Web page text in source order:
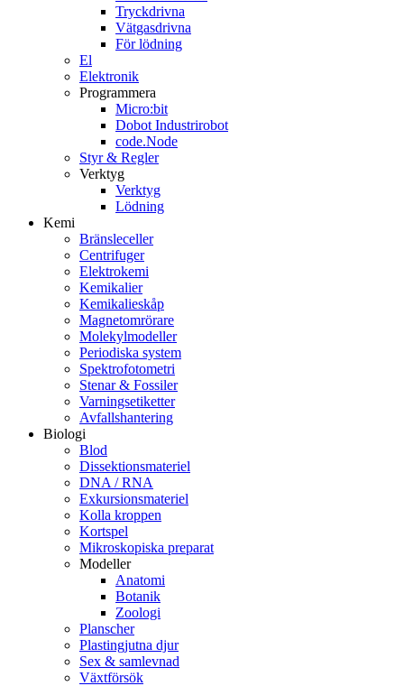
Tryckdrivna
Vätgasdrivna
För lödning
El
Elektronik
Programmera
Micro:bit
Dobot Industrirobot
code.Node
Styr & Regler
Verktyg
Verktyg
Lödning
Kemi
Bränsleceller
Centrifuger
Elektrokemi
Kemikalier
Kemikalieskåp
Magnetomrörare
Molekylmodeller
Periodiska system
Spektrofotometri
Stenar & Fossiler
Varningsetiketter
Avfallshantering
Biologi
Blod
Dissektionsmateriel
DNA / RNA
Exkursionsmateriel
Kolla kroppen
Kortspel
Mikroskopiska preparat
Modeller
Anatomi
Botanik
Zoologi
Planscher
Plastingjutna djur
Sex & samlevnad
Växtförsök